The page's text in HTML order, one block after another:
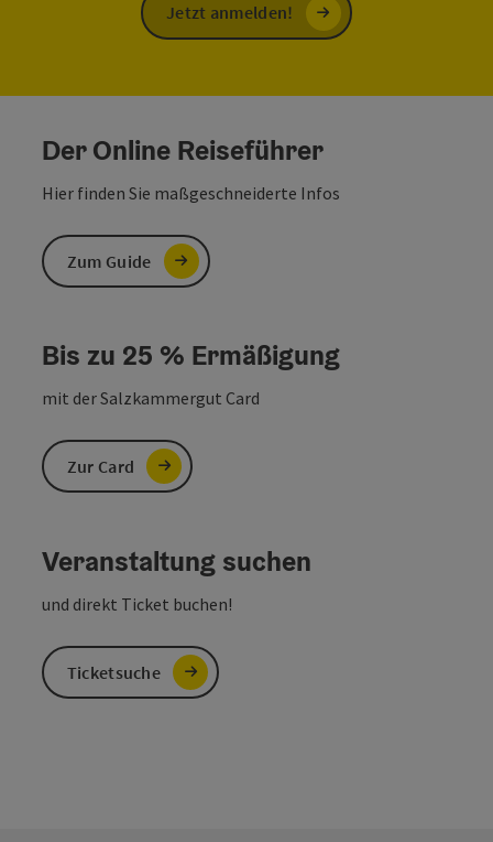
Jetzt anmelden!
Der Online Reiseführer
Hier finden Sie maßgeschneiderte Infos
Zum Guide
Bis zu 25 % Ermäßigung
mit der Salzkammergut Card
Zur Card
Veranstaltung suchen
und direkt Ticket buchen!
Ticketsuche